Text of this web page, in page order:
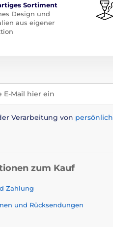
Sortiment
Design und
aus eigener
E-Mail hier ein
Verarbeitung von
zum Kauf
Zahlung
und Rücksendungen